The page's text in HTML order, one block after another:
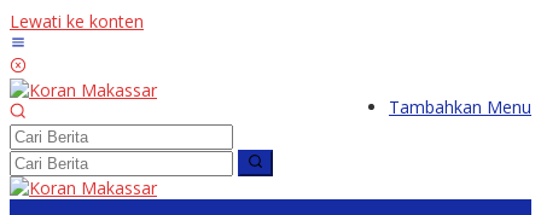
Lewati ke konten
Tambahkan Menu